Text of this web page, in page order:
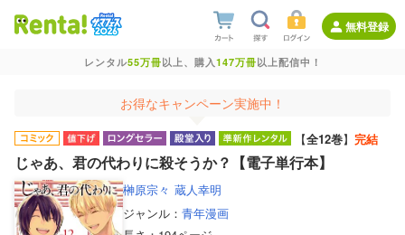
無料登録
レンタル55万冊以上、購入147万冊以上配信中！
お得なキャンペーン実施中！
【全12巻】 完結
じゃあ、君の代わりに殺そうか？【電子単行本】
榊原宗々 蔵人幸明
ジャンル： 青年漫画